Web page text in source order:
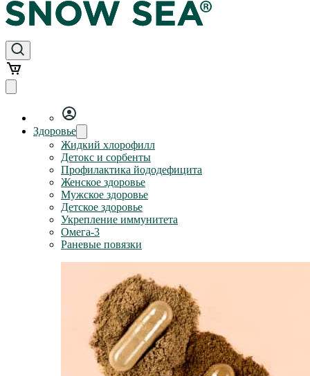
Здоровье
Жидкий хлорофилл
Детокс и сорбенты
Профилактика йододефицита
Женское здоровье
Мужское здоровье
Детское здоровье
Укрепление иммунитета
Омега-3
Раневые повязки